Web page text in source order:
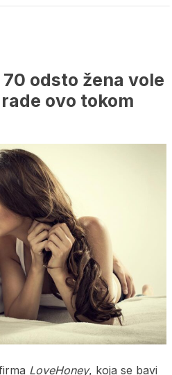
odsto žena vole
ovo tokom
LoveHoney, koja se bavi